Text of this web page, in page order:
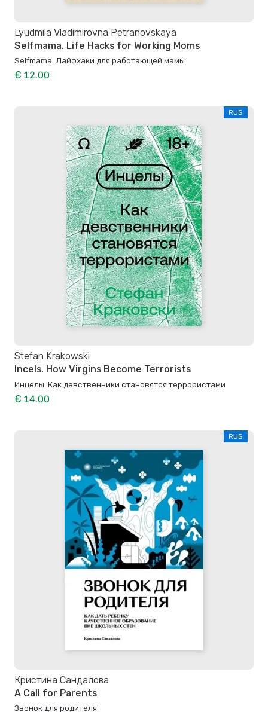
Lyudmila Vladimirovna Petranovskaya
Selfmama. Life Hacks for Working Moms
Selfmama. Лайфхаки для работающей мамы
€ 12.00
RUS
Stefan Krakowski
Incels. How Virgins Become Terrorists
Инцелы. Как девственники становятся террористами
€ 14.00
RUS
Кристина Сандалова
A Call for Parents
Звонок для родителя